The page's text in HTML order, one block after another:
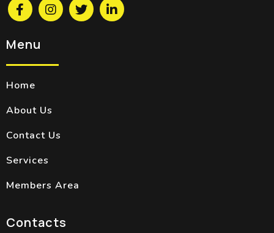
Menu
Home
About Us
Contact Us
Services
Members Area
Contacts